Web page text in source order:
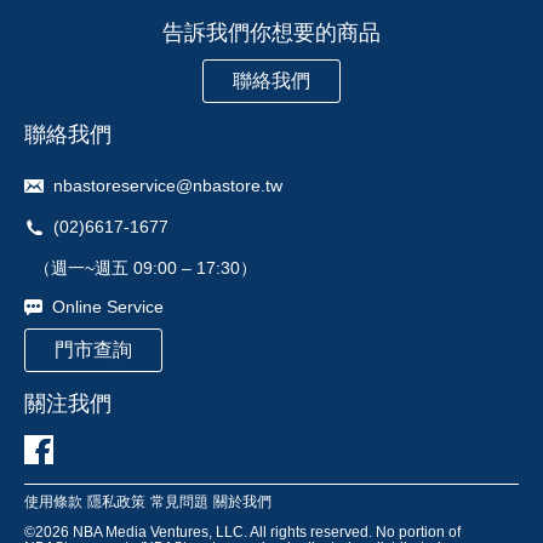
告訴我們你想要的商品
聯絡我們
聯絡我們
nbastoreservice@nbastore.tw
(02)6617-1677
（週一~週五 09:00 – 17:30）
Online Service
門市查詢
關注我們
使用條款 隱私政策 常見問題 關於我們
©2026 NBA Media Ventures, LLC. All rights reserved. No portion of